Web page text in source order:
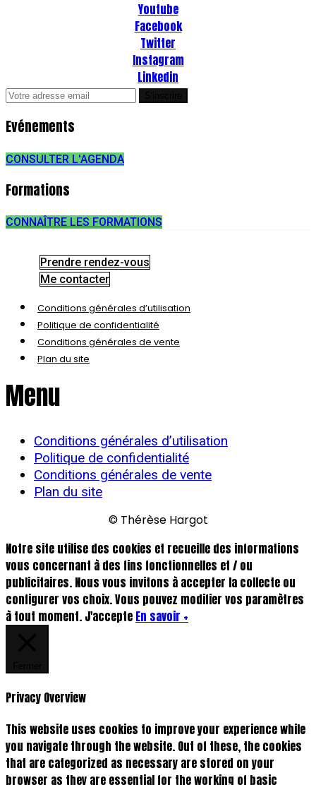
Youtube
Facebook
Twitter
Instagram
Linkedin
Evénements
CONSULTER L'AGENDA
Formations
CONNAÎTRE LES FORMATIONS
Prendre rendez-vous
Me contacter
Conditions générales d’utilisation
Politique de confidentialité
Conditions générales de vente
Plan du site
Menu
Conditions générales d’utilisation
Politique de confidentialité
Conditions générales de vente
Plan du site
© Thérèse Hargot
Notre site utilise des cookies et recueille des informations
vous concernant à des fins fonctionnelles et / ou
publicitaires. Nous vous invitons à accepter la collecte ou
configurer vos choix. Vous pouvez modifier vos paramètres
à tout moment. J'accepte En savoir +
Privacy Overview
This website uses cookies to improve your experience while
you navigate through the website. Out of these, the cookies
that are categorized as necessary are stored on your
browser as they are essential for the working of basic